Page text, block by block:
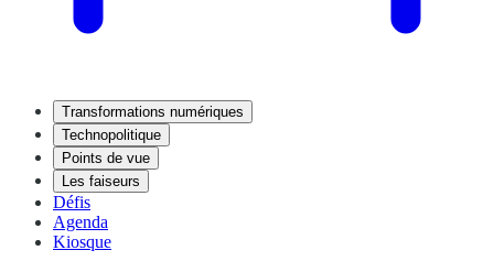
Transformations numériques
Technopolitique
Points de vue
Les faiseurs
Défis
Agenda
Kiosque